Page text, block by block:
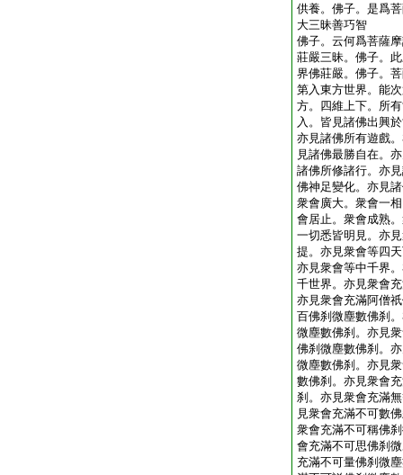
供養。佛子。是爲
大三昧善巧智
佛子。云何爲菩薩
莊嚴三昧。佛子。
界佛莊嚴。佛子。
第入東方世界。能
方。四維上下。所
入。皆見諸佛出興
亦見諸佛所有遊戲
見諸佛最勝自在。
諸佛所修諸行。亦
佛神足變化。亦見
衆會廣大。衆會一
會居止。衆會成熟
一切悉皆明見。亦
提。亦見衆會等四
亦見衆會等中千界
千世界。亦見衆會
亦見衆會充滿阿僧
百佛刹微塵數佛刹
微塵數佛刹。亦見
佛刹微塵數佛刹。
微塵數佛刹。亦見
數佛刹。亦見衆會
刹。亦見衆會充滿
見衆會充滿不可數
衆會充滿不可稱佛
會充滿不可思佛刹
充滿不可量佛刹微